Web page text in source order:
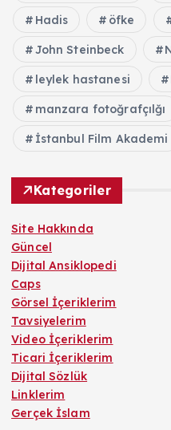
Hadis öfke
John Steinbeck
leylek hastanesi
manzara fotoğrafçılğı
İstanbul Film Akademi
Kategoriler
Site Hakkında
Güncel
Dijital Ansiklopedi
Caps
Görsel İçeriklerim
Tavsiyelerim
Video İçeriklerim
Ticari İçeriklerim
Dijital Sözlük
Linklerim
Gerçek İslam